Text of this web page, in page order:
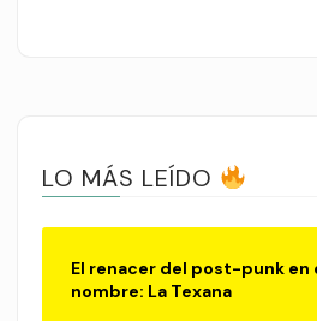
LO MÁS LEÍDO
El renacer del post-punk en
nombre: La Texana